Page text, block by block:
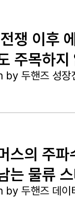
쟁 이후
주목하
by 두핸즈 성장
스의 주
는 물류
by 두핸즈 데이